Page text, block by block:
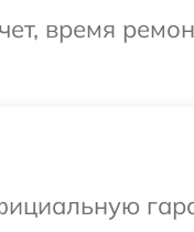
время